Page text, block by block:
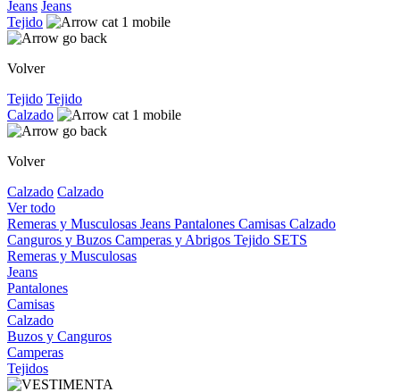
Jeans Jeans
Tejido
Volver
Tejido Tejido
Calzado
Volver
Calzado Calzado
Ver todo
Remeras y Musculosas Jeans Pantalones Camisas Calzado
Canguros y Buzos Camperas y Abrigos Tejido SETS
Remeras y Musculosas
Jeans
Pantalones
Camisas
Calzado
Buzos y Canguros
Camperas
Tejidos